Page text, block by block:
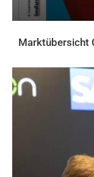
Marktübersicht